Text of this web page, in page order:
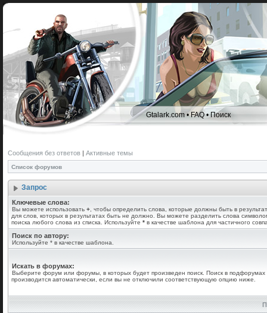
Gtalark.com •FAQ•Поиск
Сообщения без ответов | Активные темы
Список форумов
Запрос
Ключевые слова:
Вы можете использовать + , чтобы определить слова, которые должны быть в
для слов, которых в результатах быть не должно. Вы можете разделить слова
поиска любого слова из списка. Используйте * в качестве шаблона для частичного
Поиск по автору:
Используйте * в качестве шаблона.
Искать в форумах:
Выберите форум или форумы, в которых будет произведен поиск. Поиск в подфорумах
производится автоматически, если вы не отключили соответствующую опцию ниже.